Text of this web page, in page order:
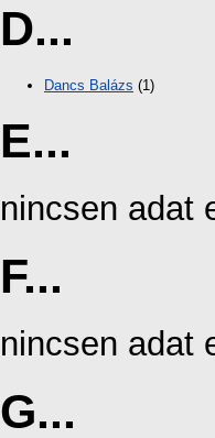
D...
Dancs Balázs (1)
E...
nincsen adat
F...
nincsen adat
G...